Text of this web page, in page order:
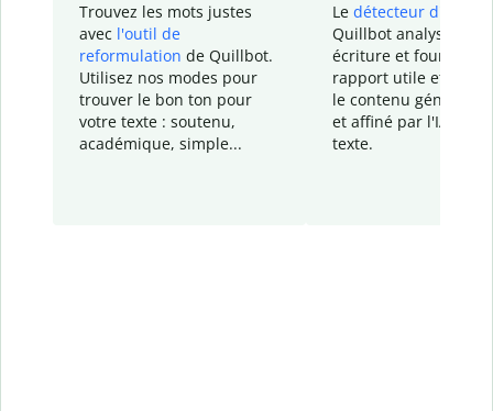
Trouvez les mots justes
avec l'outil de
reformulation de Quillbot.
Utilisez nos modes pour
trouver le bon ton pour
votre texte : soutenu,
académique, simple...
Le détecteur d'IA
Quillbot analyse votre
écriture et fournit un
rapport utile et
le contenu généré
et affiné par l'IA
texte.